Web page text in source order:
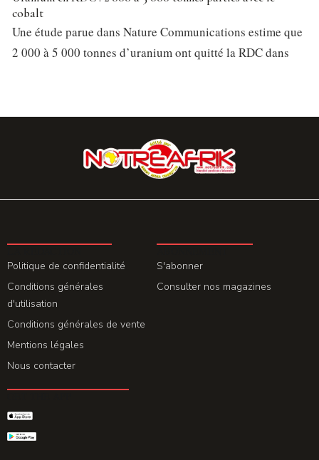
cobalt
Une étude parue dans Nature Communications estime que
2 000 à 5 000 tonnes d’uranium ont quitté la RDC dans
Politique de confidentialité
Conditions générales
d'utilisation
Conditions générales de vente
Mentions légales
Nous contacter
S'abonner
Consulter nos magazines